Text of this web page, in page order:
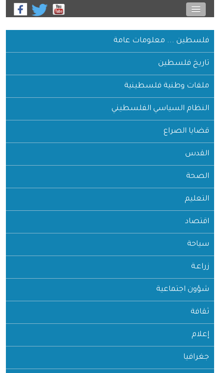
فلسطين ... معلومات عامة
تاريخ فلسطين
ملفات وطنية فلسطينية
النظام السياسي الفلسطيني
قضايا الصراع
القدس
الصحة
التعليم
اقتصاد
سياحة
زراعـة
شؤون اجتماعية
ثقافة
إعلام
جغرافيا